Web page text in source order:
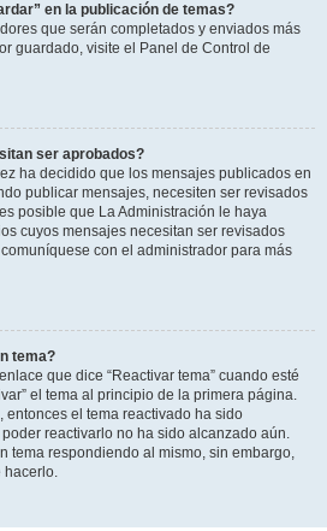
en la publicación de temas?
que serán completados y enviados más
guardado, visite el Panel de Control de
ser aprobados?
ha decidido que los mensajes publicados en
publicar mensajes, necesiten ser revisados
posible que La Administración le haya
cuyos mensajes necesitan ser revisados
con el administrador para más
tema?
que dice “Reactivar tema” cuando esté
el tema al principio de la primera página.
el tema reactivado ha sido
reactivarlo no ha sido alcanzado aún.
tema respondiendo al mismo, sin embargo,
hacerlo.